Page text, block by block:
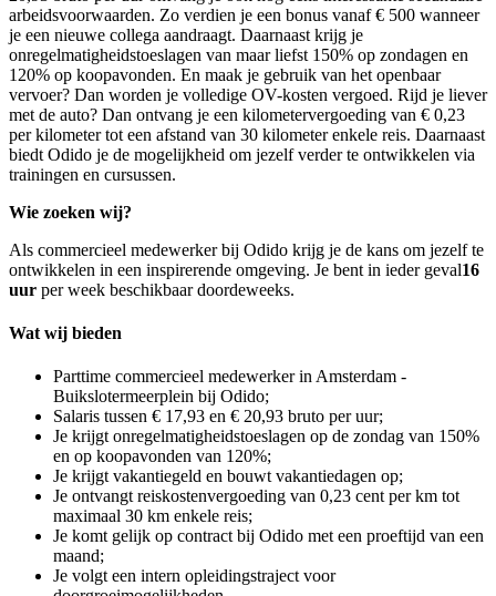
arbeidsvoorwaarden. Zo verdien je een bonus vanaf € 500 wanneer
je een nieuwe collega aandraagt. Daarnaast krijg je
onregelmatigheidstoeslagen van maar liefst 150% op zondagen en
120% op koopavonden. En maak je gebruik van het openbaar
vervoer? Dan worden je volledige OV-kosten vergoed. Rijd je liever
met de auto? Dan ontvang je een kilometervergoeding van € 0,23
per kilometer tot een afstand van 30 kilometer enkele reis. Daarnaast
biedt Odido je de mogelijkheid om jezelf verder te ontwikkelen via
trainingen en cursussen.
Wie zoeken wij?
Als commercieel medewerker bij Odido krijg je de kans om jezelf te
ontwikkelen in een inspirerende omgeving. Je bent in ieder geval16
uur per week beschikbaar doordeweeks.
Wat wij bieden
Parttime commercieel medewerker in Amsterdam -
Buikslotermeerplein bij Odido;
Salaris tussen € 17,93 en € 20,93 bruto per uur;
Je krijgt onregelmatigheidstoeslagen op de zondag van 150%
en op koopavonden van 120%;
Je krijgt vakantiegeld en bouwt vakantiedagen op;
Je ontvangt reiskostenvergoeding van 0,23 cent per km tot
maximaal 30 km enkele reis;
Je komt gelijk op contract bij Odido met een proeftijd van een
maand;
Je volgt een intern opleidingstraject voor